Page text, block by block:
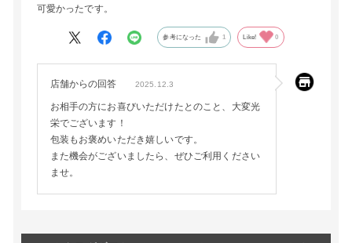
可愛かったです。
参考になった 1 Like! 0
店舗からの回答 2025.12.3
お相手の方にお喜びいただけたとのこと、大変光
栄でございます！
包装もお褒めいただき嬉しいです。
また機会がございましたら、ぜひご利用ください
ませ。